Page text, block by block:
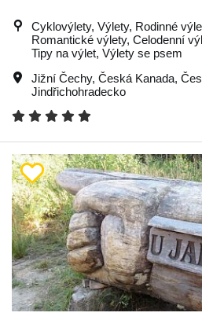
Cyklovýlety, Výlety, Rodinné
Romantické výlety, Celodenní
Tipy na výlet, Výlety se psem
Jižní Čechy, Česká Kanada,
Jindřichohradecko